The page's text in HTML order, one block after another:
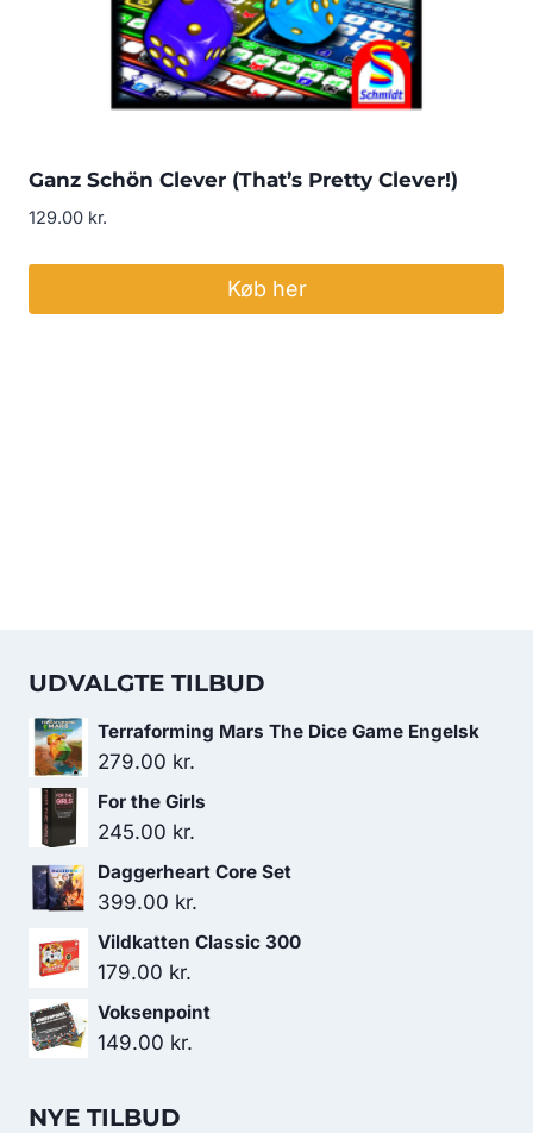
Ganz Schön Clever (That’s Pretty Clever!)
129.00 kr.
Køb her
UDVALGTE TILBUD
Terraforming Mars The Dice Game Engelsk
279.00 kr.
For the Girls
245.00 kr.
Daggerheart Core Set
399.00 kr.
Vildkatten Classic 300
179.00 kr.
Voksenpoint
149.00 kr.
NYE TILBUD